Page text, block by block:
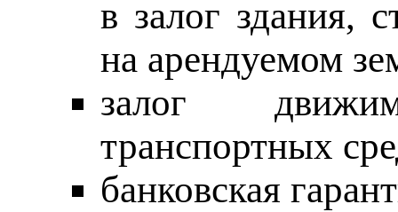
в залог здания,
на арендуемом
залог
транспортных
банковская